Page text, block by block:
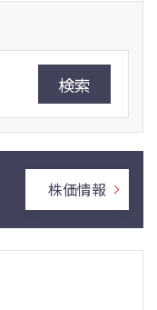
検索
株価情報